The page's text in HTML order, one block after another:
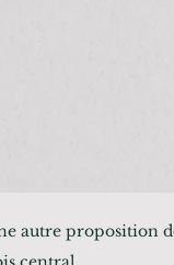
autre proposition